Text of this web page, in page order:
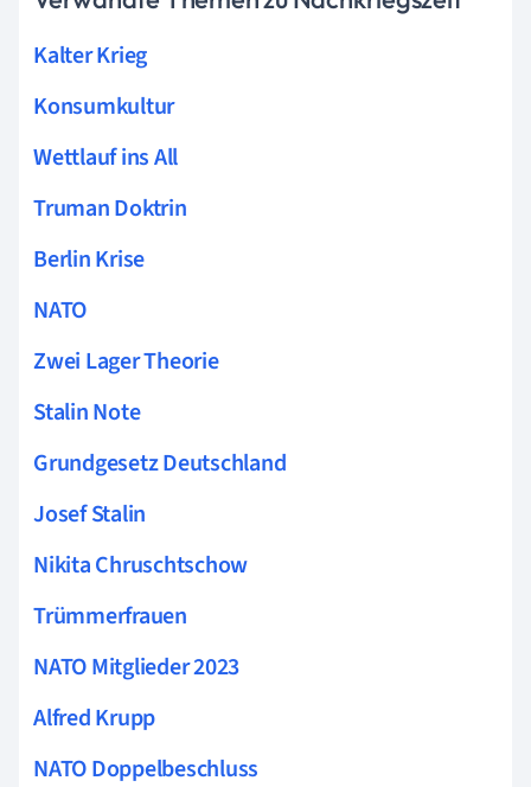
Kalter Krieg
Konsumkultur
Wettlauf ins All
Truman Doktrin
Berlin Krise
NATO
Zwei Lager Theorie
Stalin Note
Grundgesetz Deutschland
Josef Stalin
Nikita Chruschtschow
Trümmerfrauen
NATO Mitglieder 2023
Alfred Krupp
NATO Doppelbeschluss